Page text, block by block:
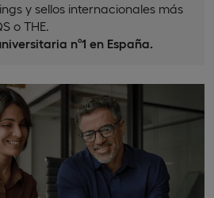
y sellos internacionales más
o THE.
nº1 en España.